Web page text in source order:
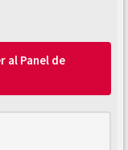
al Panel de